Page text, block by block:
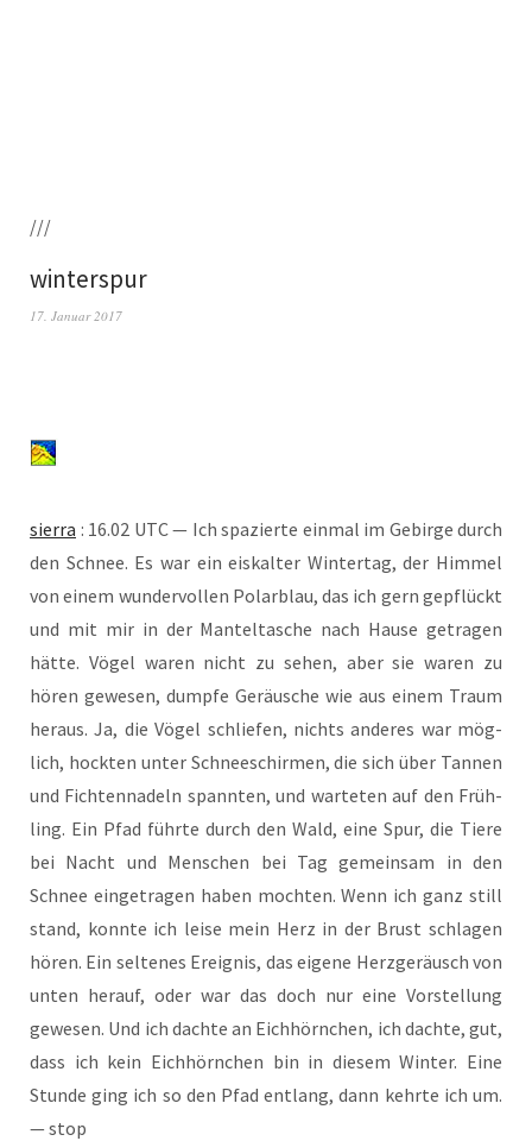
///
winterspur
17. Januar 2017
sier­ra : 16.02 UTC — Ich spa­zier­te ein­mal im Gebir­ge durch
den Schnee. Es war ein eis­kal­ter Win­ter­tag, der Him­mel
von einem wun­der­vol­len Polar­blau, das ich gern gepflückt
und mit mir in der Man­tel­ta­sche nach Hau­se getra­gen
hät­te. Vögel waren nicht zu sehen, aber sie waren zu
hören gewe­sen, dump­fe Geräu­sche wie aus einem Traum
her­aus. Ja, die Vögel schlie­fen, nichts ande­res war mög­
lich, hock­ten unter Schnee­schir­men, die sich über Tan­nen
und Fich­ten­na­deln spann­ten, und war­te­ten auf den Früh­
ling. Ein Pfad führ­te durch den Wald, eine Spur, die Tie­re
bei Nacht und Men­schen bei Tag gemein­sam in den
Schnee ein­ge­tra­gen haben moch­ten. Wenn ich ganz still
stand, konn­te ich lei­se mein Herz in der Brust schla­gen
hören. Ein sel­te­nes Ereig­nis, das eige­ne Herz­ge­räusch von
unten her­auf, oder war das doch nur eine Vor­stel­lung
gewe­sen. Und ich dach­te an Eich­hörn­chen, ich dach­te, gut,
dass ich kein Eich­hörn­chen bin in die­sem Win­ter. Eine
Stun­de ging ich so den Pfad ent­lang, dann kehr­te ich um.
— stop